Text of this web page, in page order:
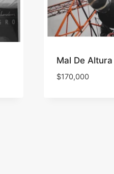
Mal De Altura
$170,000